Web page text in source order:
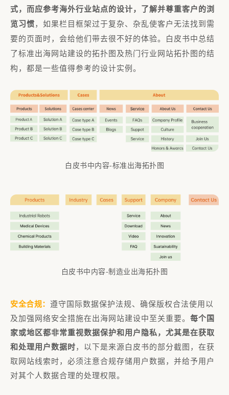
式，而应参考海外行业站点的设计，了解并尊重客户的浏
览习惯，如果栏目框架过于复杂、杂乱使客户无法找到需
要的页面时，会给他们带去很不好的体验。白皮书中总结
了标准出海网站建设的拓扑图及热门行业网站拓扑图的结
构，都是一些值得参考的设计实例。
白皮书中内容-标准出海拓扑图
白皮书中内容-制造业出海拓扑图
安全合规： 遵守国际数据保护法规、确保版权合法使用以
及加强网络安全措施在出海网站建设中至关重要。 每个国
家或地区都非常重视数据保护和用户隐私，尤其是在获取
和处理用户数据时，以下是来源白皮书的部分截图，在获
取网站线索时，必须注意合规存储用户数据，并给予用户
对其个人数据合理的处理权限。